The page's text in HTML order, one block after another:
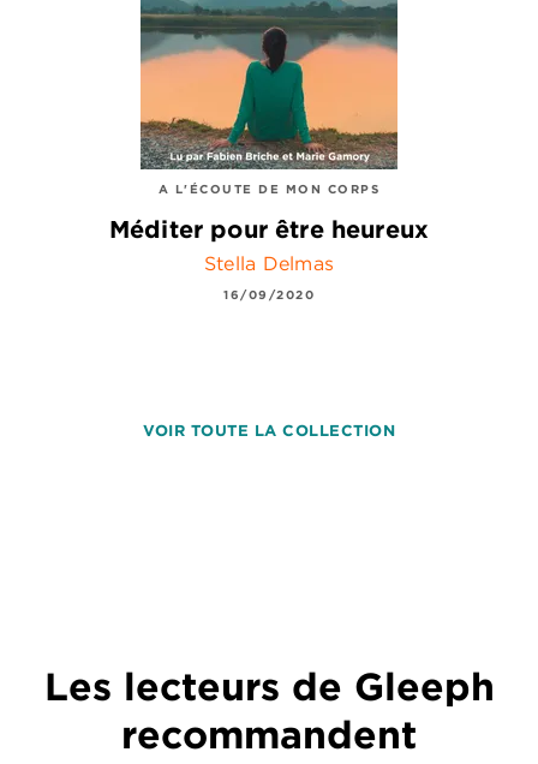
A L'ÉCOUTE DE MON CORPS
Méditer pour être heureux
Stella Delmas
16/09/2020
VOIR TOUTE LA COLLECTION
Les lecteurs de Gleeph
recommandent